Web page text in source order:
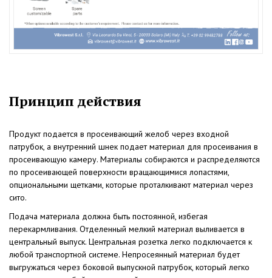
Принцип действия
Продукт подается в просеивающий желоб через входной
патрубок, а внутренний шнек подает материал для просеивания в
просеивающую камеру. Материалы собираются и распределяются
по просеивающей поверхности вращающимися лопастями,
опциональными щетками, которые проталкивают материал через
сито.
Подача материала должна быть постоянной, избегая
перекармливания. Отделенный мелкий материал выливается в
центральный выпуск. Центральная розетка легко подключается к
любой транспортной системе. Непросеянный материал будет
выгружаться через боковой выпускной патрубок, который легко